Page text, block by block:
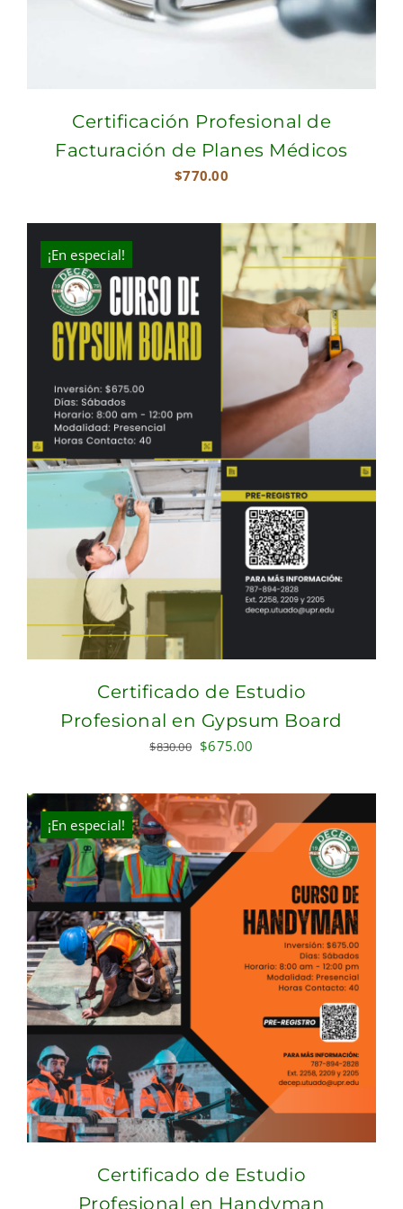
Certificación Profesional de
Facturación de Planes Médicos
$770.00
¡En especial!
Certificado de Estudio
Profesional en Gypsum Board
$830.00 Original
was:
$830.00.
$675.00
is:
$675.00.
¡En especial!
Certificado de Estudio
Profesional en Handyman